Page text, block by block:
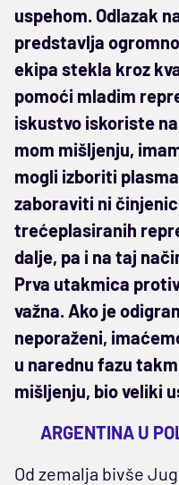
uspehom. Odlazak
predstavlja
ekipa stekla kroz
pomoći mladim
iskustvo iskoriste
mom mišljenju,
mogli izboriti
zaboraviti ni
trećeplasiranih
dalje, pa i na taj
Prva utakmica
važna. Ako je
neporaženi,
u narednu fazu
mišljenju, bio veliki
ARGENTINA U
Od zemalja bivše